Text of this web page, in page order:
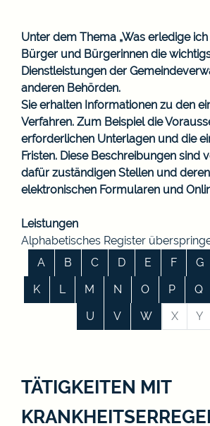
Unter dem Thema „Was erledige
Bürger und Bürgerinnen die
Dienstleistungen der
anderen Behörden.
Sie erhalten Informationen zu den
Verfahren. Zum Beispiel die
erforderlichen Unterlagen und die
Fristen. Diese Beschreibungen sind
dafür zuständigen Stellen und
elektronischen Formularen und
Leistungen
Alphabetisches Register
A
B C D E F G
K
L M N O P Q
U
V W X Y
TÄTIGKEITEN MIT